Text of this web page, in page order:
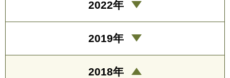
2022年
2019年
2018年